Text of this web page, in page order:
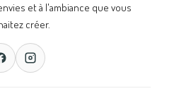
et à l'ambiance que vous
créer.